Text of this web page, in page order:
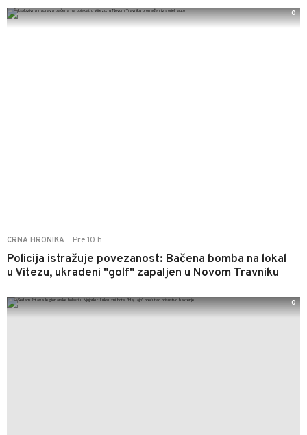
CRNA HRONIKA Pre 10 h
Policija istražuje povezanost: Bačena bomba na lokal
u Vitezu, ukradeni "golf" zapaljen u Novom Travniku
0
0